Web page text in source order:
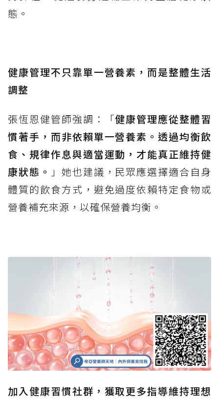
態。
健康管理不只靠單一營養素，而是整體生活
調整
張恆恩健管師強調：「健康管理應從整體習
慣著手，而非依賴單一營養素。透過均衡飲
食、規律作息與適當運動，才能真正維持健
康狀態。 」她也建議，民眾應選擇適合自身
體質的飲食方式，避免過度依賴特定食物或
營養補充來源，以確保營養均衡。
加入健康習慣社群，獲取更多指導維持理想